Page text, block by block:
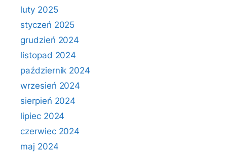
luty 2025
styczeń 2025
grudzień 2024
listopad 2024
październik 2024
wrzesień 2024
sierpień 2024
lipiec 2024
czerwiec 2024
maj 2024